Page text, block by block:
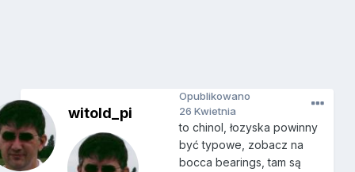
witold_pi
Opublikowano
26 Kwietnia
to chinol, łozyska powinny
być typowe, zobacz na
bocca bearings, tam są